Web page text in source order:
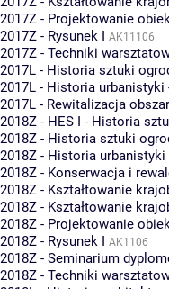
2017Z - Projektowanie
2017Z - Rysunek I AK11106
2017Z - Techniki
2017L - Historia sztuki
2017L - Historia
2017L - Rewitalizacja
2018Z - HES I - Historia
2018Z - Historia sztuki
2018Z - Historia urbanistyki
2018Z - Konserwacja i
2018Z - Kształtowanie
2018Z - Kształtowanie
2018Z - Projektowanie
2018Z - Rysunek I AK1106
2018Z - Seminarium
2018Z - Techniki